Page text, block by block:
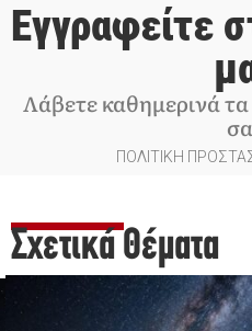
Εγγραφείτε
Λάβετε καθημερινά
ΠΟΛΙΤΙΚΗ
Σχετικά Θέματα